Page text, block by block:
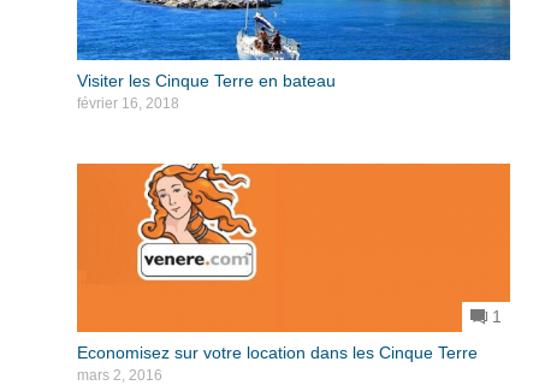
Visiter les Cinque Terre en bateau
février 16, 2018
1
Economisez sur votre location dans les Cinque Terre
mars 2, 2016